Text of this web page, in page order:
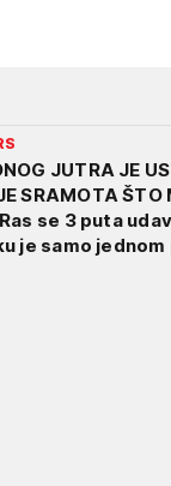
JUTRA JE
SRAMOTA ŠTO
se 3 puta
je samo